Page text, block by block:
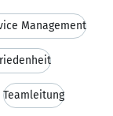
Management
Teamleitung